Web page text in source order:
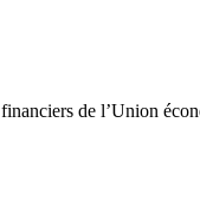
financiers de l’Union